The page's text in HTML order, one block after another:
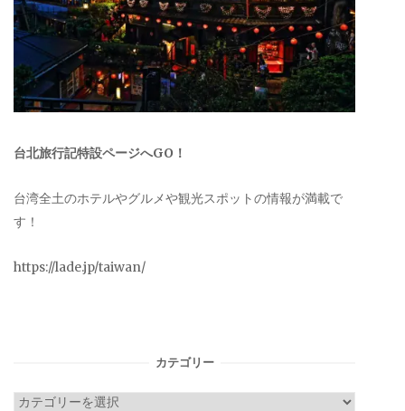
台北旅行記特設ページへGO！
台湾全土のホテルやグルメや観光スポットの情報が満載で
す！
https://lade.jp/taiwan/
カテゴリー
カ